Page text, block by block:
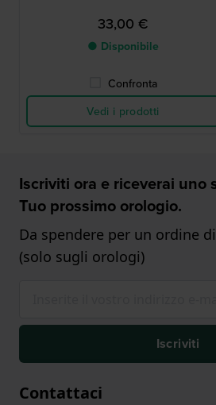
33,00 €
● Disponibile
Confronta
Vedi i prodotti
Iscriviti ora e riceverai uno
Tuo prossimo orologio.
Da spendere per un ordine
(solo sugli orologi)
Iscriviti
Contattaci